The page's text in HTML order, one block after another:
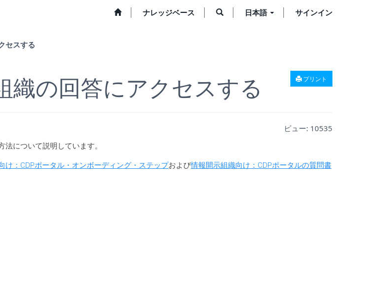
ナレッジベース 日本語 サインイン
セスする
プリント
織の回答にアクセスする
ビュー: 10535
について説明しています。
け：CDPポータル・オンボーディング・ステップおよび情報開示組織向け：CDPポータルの質問書